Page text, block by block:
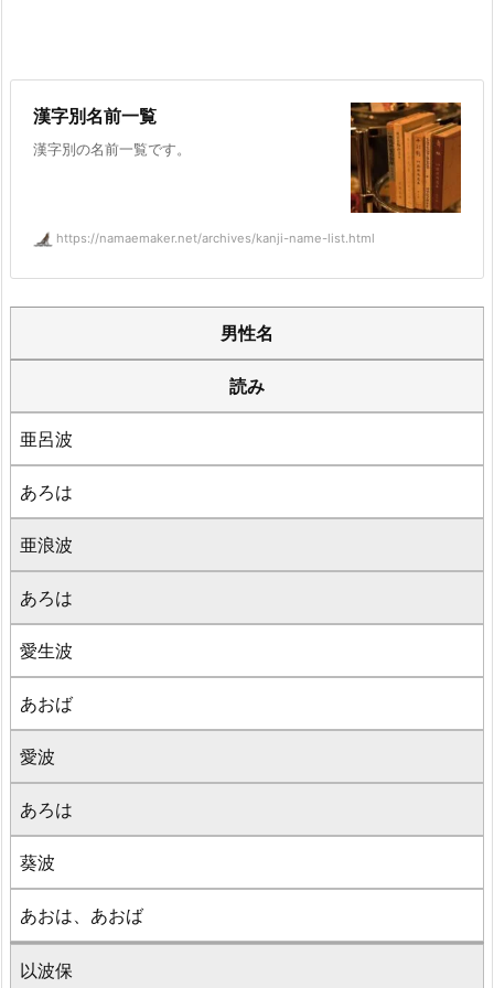
漢字別名前一覧
漢字別の名前一覧です。
https://namaemaker.net/archives/kanji-name-list.html
男性名
読み
亜呂波
あろは
亜浪波
あろは
愛生波
あおば
愛波
あろは
葵波
あおは、あおば
以波保